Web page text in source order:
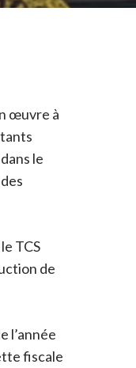
œuvre à
le
TCS
de
l’année
fiscale